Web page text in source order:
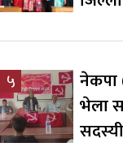
५
नेकपा
भेला